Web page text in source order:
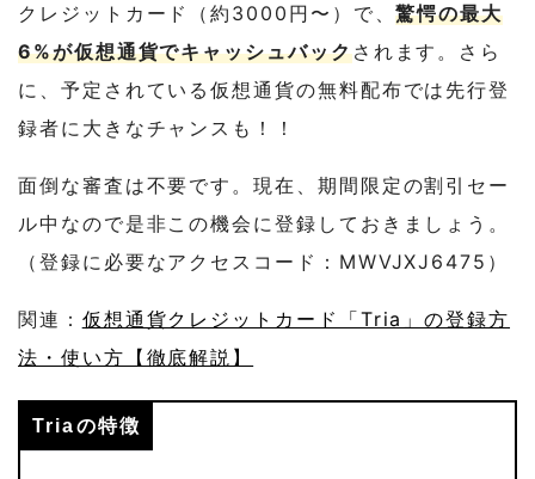
クレジットカード（約3000円〜）で、驚愕の最大
6%が仮想通貨でキャッシュバックされます。さら
に、予定されている仮想通貨の無料配布では先行登
録者に大きなチャンスも！！
面倒な審査は不要です。現在、期間限定の割引セー
ル中なので是非この機会に登録しておきましょう。
（登録に必要なアクセスコード：MWVJXJ6475）
関連： 仮想通貨クレジットカード「Tria」の登録方
法・使い方【徹底解説】
Triaの特徴